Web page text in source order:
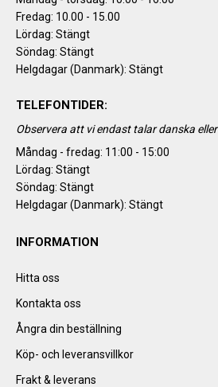
Fredag: 10.00 - 15.00
Lördag: Stängt
Söndag: Stängt
Helgdagar (Danmark): Stängt
TELEFONTIDER:
Observera att vi endast talar danska
Måndag - fredag: 11:00 - 15:00
Lördag: Stängt
Söndag: Stängt
Helgdagar (Danmark): Stängt
INFORMATION
Hitta oss
Kontakta oss
Ångra din beställning
Köp- och leveransvillkor
Frakt & leverans